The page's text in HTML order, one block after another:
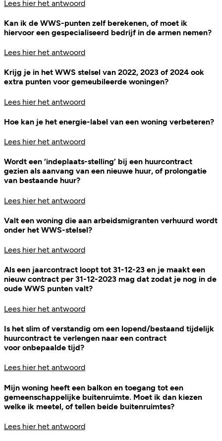
Lees hier het antwoord
Kan ik de WWS-punten zelf berekenen, of moet ik
hiervoor een gespecialiseerd bedrijf in de armen nemen?
Lees hier het antwoord
Krijg je in het WWS stelsel van 2022, 2023 of 2024 ook
extra punten voor gemeubileerde woningen?
Lees hier het antwoord
Hoe kan je het energie-label van een woning verbeteren?
Lees hier het antwoord
Wordt een ‘indeplaats-stelling’ bij een huurcontract
gezien als aanvang van een nieuwe huur, of prolongatie
van bestaande huur?
Lees hier het antwoord
Valt een woning die aan arbeidsmigranten verhuurd wordt
onder het WWS-stelsel?
Lees hier het antwoord
Als een jaarcontract loopt tot 31-12-23 en je maakt een
nieuw contract per 31-12-2023 mag dat zodat je nog in de
oude WWS punten valt?
Lees hier het antwoord
Is het slim of verstandig om een lopend/bestaand tijdelijk
huurcontract te verlengen naar een contract
voor onbepaalde tijd?
Lees hier het antwoord
Mijn woning heeft een balkon en toegang tot een
gemeenschappelijke buitenruimte. Moet ik dan kiezen
welke ik meetel, of tellen beide buitenruimtes?
Lees hier het antwoord